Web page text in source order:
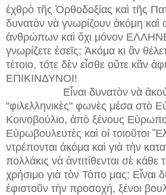
ἐχθρὸ τῆς Ὀρθοδοξίας καὶ τῆς
δυνατὸν νὰ γνωρίζουν ἀκόμη καὶ
ἀνθρώπων καὶ ὄχι μόνον
γνωρίζετε ἐσεῖς; Ἀκόμα κι ἂν
τέτοιο, τότε δὲν εἶσθε οὔτε κἂν
ΕΠΙΚΙΝΔΥΝΟΙ!
Εἶναι δυνατὸν νὰ
"φιλελληνικὲς" φωνὲς μέσα στὸ
Κοινοβούλιο, ἀπὸ ξένους
Εὐρωβουλευτὲς καὶ οἱ τοιοῦτοι
ντρέπονται ἀκόμα καὶ γιὰ τὴν
πολλάκις νὰ ἀντιτίθενται σὲ κάθε
χρήσιμο γιὰ τὸν Τόπο μας; Εἶναι
ἐφιστοῦν τὴν προσοχή, ξένοι